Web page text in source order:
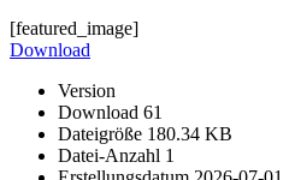
[featured_image]
Download
Version
Download 61
Dateigröße 180.34 KB
Datei-Anzahl 1